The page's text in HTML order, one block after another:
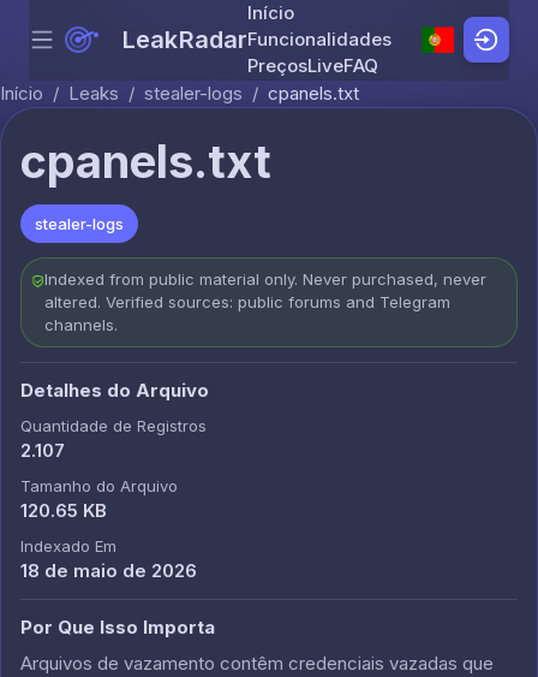
Skip to content
Menu LeakRadar
Início
Funcionalidades
PreçosLiveFAQ
Início / Leaks / stealer-logs / cpanels.txt
cpanels.txt
stealer-logs
Indexed from public material only. Never purchased, never
altered. Verified sources: public forums and Telegram
channels.
Detalhes do Arquivo
Quantidade de Registros
2.107
Tamanho do Arquivo
120.65 KB
Indexado Em
18 de maio de 2026
Por Que Isso Importa
Arquivos de vazamento contêm credenciais vazadas que